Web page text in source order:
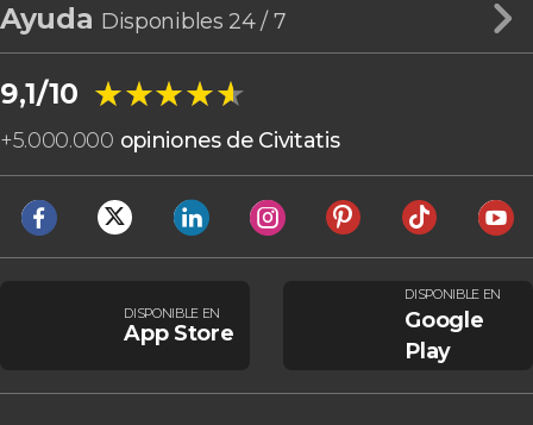
Ayuda Disponibles 24 / 7
9,1/10 ★★★★★
★★★★★
+5.000.000 opiniones de Civitatis
DISPONIBLE EN
App Store
DISPONIBLE EN
Google
Play